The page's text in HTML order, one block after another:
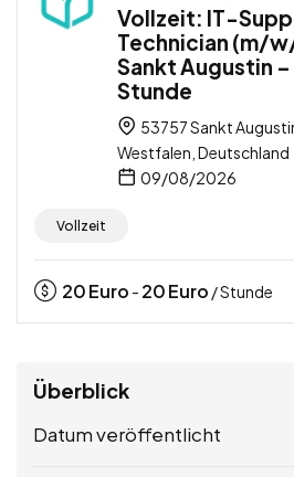
Vollzeit: IT-
Technician (m/
Sankt Augustin
Stunde
53757 Sankt
Westfalen, Deutschland
09/08/2026
Vollzeit
20Euro - 20Euro / Stunde
Überblick
Datum veröffentlicht